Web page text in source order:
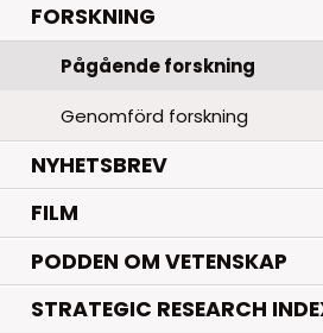
FORSKNING.
Pågående forskning
Genomförd forskning
NYHETSBREV
FILM
PODDEN OM VETENSKAP
STRATEGIC RESEARCH